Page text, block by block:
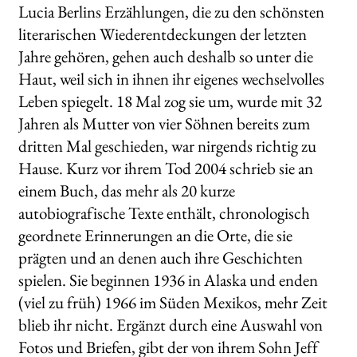
Lucia Berlins Erzählungen, die zu den schönsten
literarischen Wiederentdeckungen der letzten
Jahre gehören, gehen auch deshalb so unter die
Haut, weil sich in ihnen ihr eigenes wechselvolles
Leben spiegelt. 18 Mal zog sie um, wurde mit 32
Jahren als Mutter von vier Söhnen bereits zum
dritten Mal geschieden, war nirgends richtig zu
Hause. Kurz vor ihrem Tod 2004 schrieb sie an
einem Buch, das mehr als 20 kurze
autobiografische Texte enthält, chronologisch
geordnete Erinnerungen an die Orte, die sie
prägten und an denen auch ihre Geschichten
spielen. Sie beginnen 1936 in Alaska und enden
(viel zu früh) 1966 im Süden Mexikos, mehr Zeit
blieb ihr nicht. Ergänzt durch eine Auswahl von
Fotos und Briefen, gibt der von ihrem Sohn Jeff